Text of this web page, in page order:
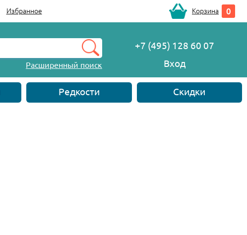
Избранное Корзина 0
Расширенный поиск
+7 (495) 128 60 07
Вход
Редкости Скидки